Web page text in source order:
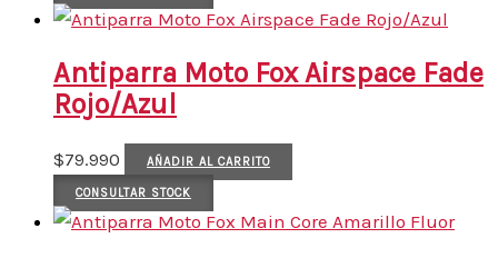
Antiparra Moto Fox Airspace Fade
Rojo/Azul
$79.990 AÑADIR AL CARRITO
CONSULTAR STOCK